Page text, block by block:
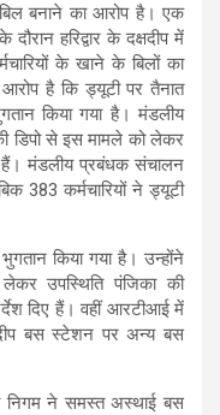
बनाने का आरोप है। एक
हरिद्वार के दक्षदीप में
के खाने के बिलों का
है कि ड्यूटी पर तैनात
किया गया है। मंडलीय
डिपो से इस मामले को लेकर
हैं। मंडलीय प्रबंधक संचालन
383 कर्मचारियों ने ड्यूटी
किया गया है। उन्होंने
उपस्थिति पंजिका की
दिए हैं। वहीं आरटीआई में
बस स्टेशन पर अन्य बस
निगम ने समस्त अस्थाई बस